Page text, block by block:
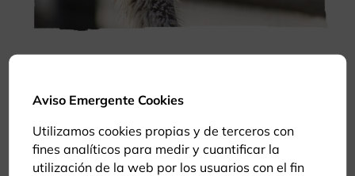
Aviso Emergente Cookies
Utilizamos cookies propias y de terceros con
fines analíticos para medir y cuantificar la
utilización de la web por los usuarios con el fin